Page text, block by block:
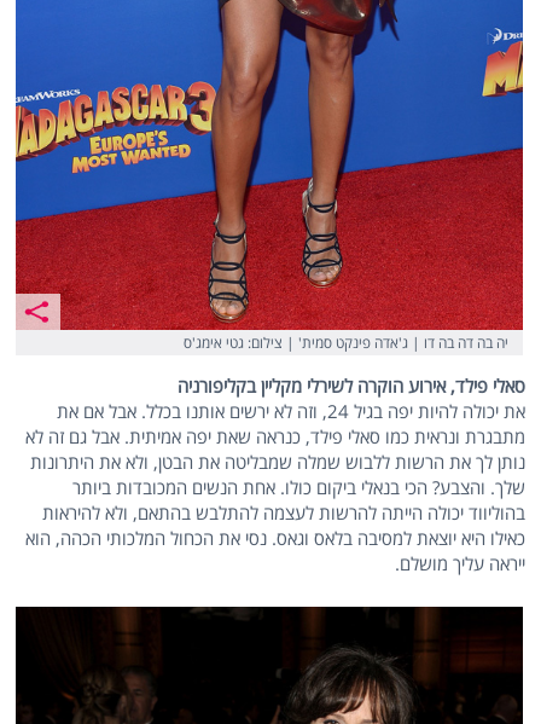
יה בה דה בה דו | ג'אדה פינקט סמית' | צילום: גטי אימג'ס
סאלי פילד, אירוע הוקרה לשירלי מקליין בקליפורניה
את יכולה להיות יפה בגיל 24, וזה לא ירשים אותנו בכלל. אבל אם את
מתבגרת ונראית כמו סאלי פילד, כנראה שאת יפה אמיתית. אבל גם זה לא
נותן לך את הרשות ללבוש שמלה שמבליטה את הבטן, ולא את היתרונות
שלך. והצבע? הכי בנאלי ביקום כולו. אחת הנשים המכובדות ביותר
בהוליווד יכולה הייתה להרשות לעצמה להתלבש בהתאם, ולא להיראות
כאילו היא יוצאת למסיבה בלאס וגאס. נסי את הכחול המלכותי הכהה, הוא
ייראה עליך מושלם.